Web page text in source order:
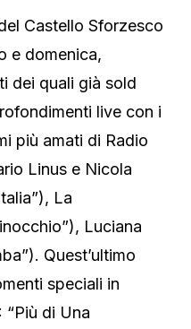
Castello Sforzesco
e domenica,
dei quali già sold
live con i
più amati di Radio
Linus e Nicola
La
Luciana
Quest’ultimo
speciali in
di Una